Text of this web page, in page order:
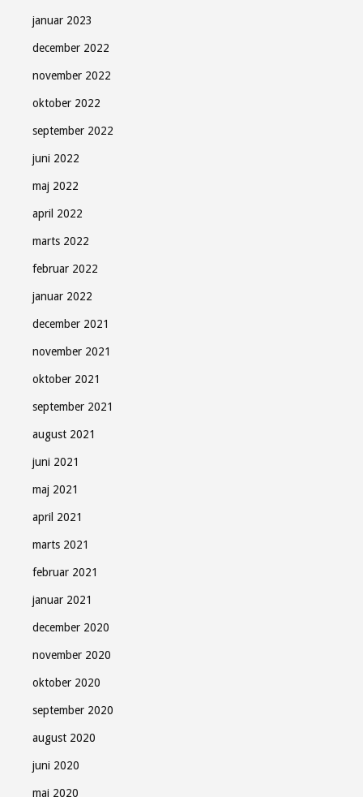
januar 2023
december 2022
november 2022
oktober 2022
september 2022
juni 2022
maj 2022
april 2022
marts 2022
februar 2022
januar 2022
december 2021
november 2021
oktober 2021
september 2021
august 2021
juni 2021
maj 2021
april 2021
marts 2021
februar 2021
januar 2021
december 2020
november 2020
oktober 2020
september 2020
august 2020
juni 2020
maj 2020